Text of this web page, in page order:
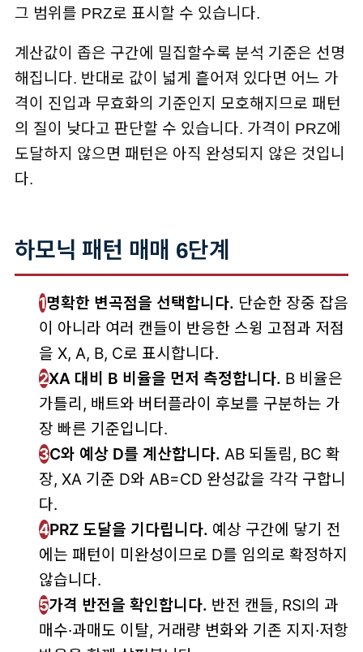
그 범위를 PRZ로 표시할 수 있습니다.
계산값이 좁은 구간에 밀집할수록 분석 기준은 선명
해집니다. 반대로 값이 넓게 흩어져 있다면 어느 가
격이 진입과 무효화의 기준인지 모호해지므로 패턴
의 질이 낮다고 판단할 수 있습니다. 가격이 PRZ에
도달하지 않으면 패턴은 아직 완성되지 않은 것입니
다.
하모닉 패턴 매매 6단계
1명확한 변곡점을 선택합니다. 단순한 장중 잡음
이 아니라 여러 캔들이 반응한 스윙 고점과 저점
을 X, A, B, C로 표시합니다.
2XA 대비 B 비율을 먼저 측정합니다. B 비율은
가틀리, 배트와 버터플라이 후보를 구분하는 가
장 빠른 기준입니다.
3C와 예상 D를 계산합니다. AB 되돌림, BC 확
장, XA 기준 D와 AB=CD 완성값을 각각 구합니
다.
4PRZ 도달을 기다립니다. 예상 구간에 닿기 전
에는 패턴이 미완성이므로 D를 임의로 확정하지
않습니다.
5가격 반전을 확인합니다. 반전 캔들, RSI의 과
매수·과매도 이탈, 거래량 변화와 기존 지지·저항